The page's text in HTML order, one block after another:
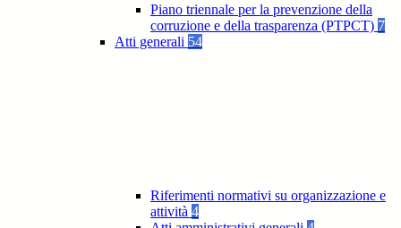
Piano triennale per la prevenzione della
corruzione e della trasparenza (PTPCT) 7
Atti generali 54
Riferimenti normativi su organizzazione e
attività 4